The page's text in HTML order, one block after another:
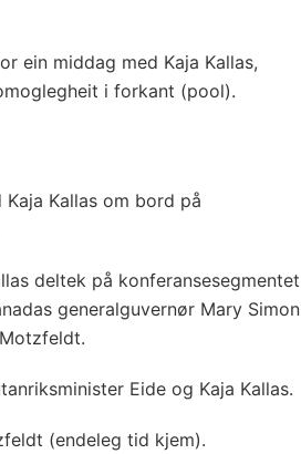
ein middag med Kaja Kallas,
i forkant (pool).
Kallas om bord på
deltek på konferansesegmentet
generalguvernør Mary Simon
Eide og Kaja Kallas.
(endeleg tid kjem).